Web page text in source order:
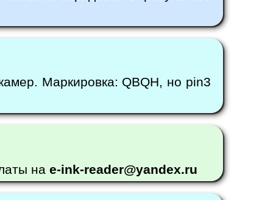
Маркировка: QBQH, но pin3
наe-ink-reader@yandex.ru